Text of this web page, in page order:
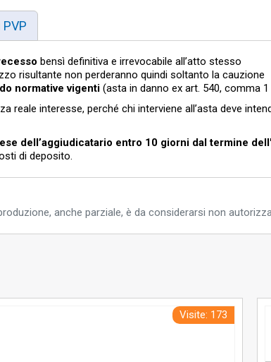
06/2026
06/2026
03/06/202612:16:54
3.350,00
03/06/202612:14:17
3.000,00
06/202608:58:23
2.650,00
06/202623:39:10
2.600,00
PVP
bensì definitiva e irrevocabile all’atto stesso
risultante non perderanno quindi soltanto la cauzione
normative vigenti (asta in danno ex art. 540, comma 1
interesse, perché chi interviene all’asta deve
dell’aggiudicatario entro 10 giorni dal termine
di deposito.
anche parziale, è da considerarsi non
Visite: 173